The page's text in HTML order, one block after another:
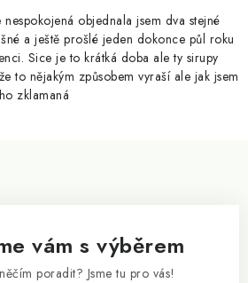
údajů
Doprava a platba
objednala jsem dva stejné
a ještě prošlé jeden dokonce půl roku
Sice je to krátká doba ale ty sirupy
to nějakým způsobem vyraší ale jak jsem
zklamaná
vám s výběrem
poradit? Jsme tu pro vás!